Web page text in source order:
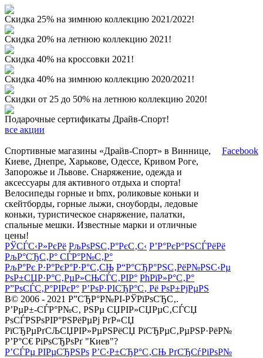
Скидка 25% на зимнюю коллекцию 2021/2022!
Скидка 20% на летнюю коллекцию 2021!
Скидка 40% на кроссовки 2021!
Скидка 40% на зимнюю коллекцию 2020/2021!
Скидки от 25 до 50% на летнюю коллекцию 2020!
Подарочные сертификаты Драйв-Спорт!
все акции
Спортивные магазины «Драйв-Спорт» в Виннице,
Киеве, Днепре, Харькове, Одессе, Кривом Роге,
Запорожье и Львове. Снаряжение, одежда и
аксессуары для активного отдыха и спорта!
Велосипеды горные и bmx, роликовые коньки и
скейтборды, горные лыжи, сноуборды, ледовые
коньки, туристическое снаряжение, палатки,
спальные мешки. Известные марки и отличные
цены!
Facebook
РЎСЃС‹Р»РєРё РљРѕРЅС‚Р°РєС‚С‹ Р’Р°РєР°РЅСЃРёРё
РљР°СЂС‚Р° СЃР°Р№С‚Р°
РљР°Рє Р·Р°РєР°Р·Р°С‚СЊ Р“Р°СЂР°РЅС‚РёР№РЅС‹Рµ
РѕР±СЏР·Р°С‚РµР»СЊСЃС‚РІР° РћРїР»Р°С‚Р°
Р”РѕСЃС‚Р°РІРєР° Р’РѕР·РІСЂР°С‚ Рё РѕР±РјРµРЅ
В© 2006 - 2021 Р”СЂР°Р№РІ-РЎРїРѕСЂС‚.
Р’РµР±-СЃР°Р№С‚ РЅРµ СЏРІР»СЏРµС‚СЃСЏ
РѕСЃРЅРѕРІР°РЅРёРµРј РґР»СЏ
РїСЂРµРґСЉСЏРІР»РµРЅРёСЏ РїСЂРµС‚РµРЅР·РёР№
Р’Р°С€ РіРѕСЂРѕРґ "Киев"?
Р’СЃРµ РІРµСЂРЅРѕ Р’С‹Р±СЂР°С‚СЊ РґСЂСѓРіРѕР№